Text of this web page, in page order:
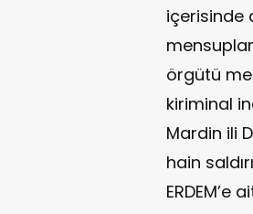
içerisinde
örgütü
kiriminal
Mardin ili
hain